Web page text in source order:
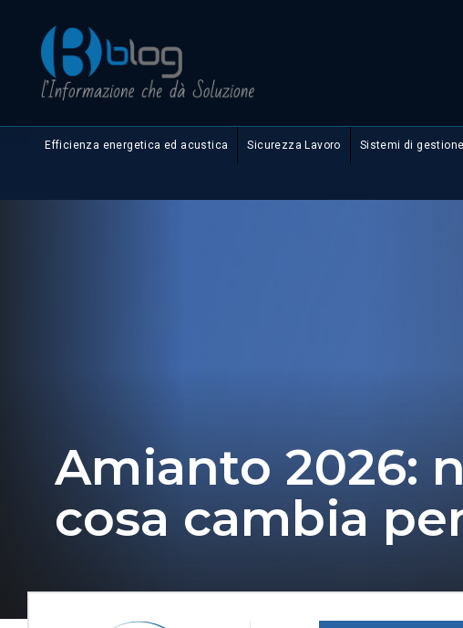
Efficienza energetica ed acustica Sicurezza Lavoro Sistemi di gestione
Amianto 2026:
cosa cambia